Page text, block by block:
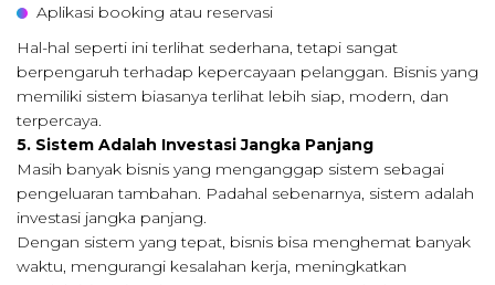
Aplikasi booking atau reservasi
Hal-hal seperti ini terlihat sederhana, tetapi sangat
berpengaruh terhadap kepercayaan pelanggan. Bisnis yang
memiliki sistem biasanya terlihat lebih siap, modern, dan
terpercaya.
5. Sistem Adalah Investasi Jangka Panjang
Masih banyak bisnis yang menganggap sistem sebagai
pengeluaran tambahan. Padahal sebenarnya, sistem adalah
investasi jangka panjang.
Dengan sistem yang tepat, bisnis bisa menghemat banyak
waktu, mengurangi kesalahan kerja, meningkatkan